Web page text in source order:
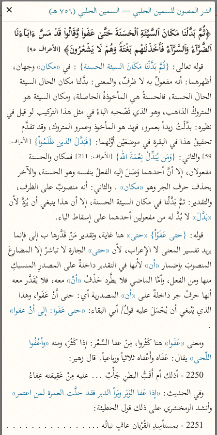
ساهم معنا في نشر القرآن والعلم الشرعي
الباحث القرآني
بحث تفسير علوم مصاحف
Type 2 or more characters for results.
Type 1 or more
characters for results.
أمّهات
تفسير الطبري
تفسير ابن كثير
تفسير القرطبي
تفسير البغوي
جمع الأقوال
تفسير ابن الجوزي
تفسير الماوردي
منتقاة
تفسير ابن القيم
تفسير ابن تيمية
عامّة
تفسير السمعاني
محاسن التأويل
للقاسمي
تفسير الثعالبي
عامّة
فتح البيان للقنوجي
فتح القدير للشوكاني
تفسير ابن جزي
موسوعات
تفسير الآلوسي
تفسير الرازي
أخرى
أضواء البيان
نظم الدرر للبقاعي
لغة وبلاغة
التحرير والتنوير
المحرر الوجيز لابن
عطية
البحر المحيط لأبي
حيان
البسيط للواحدي
معاصرة
الميسر
المختصر في
التفسير
تفسير السعدي
أيسر التفاسير
القرآن – تدبر وعمل
تفسير ابن عثيمين
مركَّزة العبارة
تفسير الجلالين
جامع البيان للإيجي
تفسير البيضاوي
الوجيز للواحدي
المأثور
الدر المصون للسمين الحلبي — السمين الحلبي (٧٥٦ هـ)
✕
ٱلضَّرَّاۤءُ وَٱلسَّرَّاۤءُ فَأَخَذۡنَـٰهُم بَغۡتَةࣰ وَهُمۡ لَا یَشۡعُرُونَ﴾ [الأعراف ٩٥]
قوله تعالى: {ثُمَّ بَدَّلْنَا مَكَانَ السيئة الحسنة} : في «مكان»
الحالَ الحسنة، فالحسنةُ هي المأخوذةُ الحاصلة، ومكان السيئة هو
تحقيقُ هذا في البقرة في موضعَيْن أوَّلهما: {فَبَدَّلَ الذين ظَلَمُواْ}
59] والثاني: {وَمَن يُبَدِّلْ نِعْمَةَ الله} [الأعراف: 211]
مفعولان، إلا أنَّ أحدهما وَصَلَ إليه الفعلُ بنفسه وهو الحسنة، والآخر
بحذف حرف الجر وهو «مكان»
والتقدير: ثمَّ بَدَّلْنا في مكان السيئة الحسنة، إلا أن هذا ينبغي أن يُرَدَّ لأن
«بَدَّلَ» لا بُدَّ له من مفعولين أحدهما على إسقاط الباء.
قوله: {حتى عَفَوْاْ} «حتى»
يريد تفسير المعنى لا الإِعراب، لأن «حتى»
المنصوبَ بإضمار «أن»
منها ومن الفعل، وأمَّا الماضي فلا يطَّرد حَذْفُ «أنْ»
أنها حرفُ جر داخلةٌ على «أن»
الذي يَنْبغي أن يُحْمَلَ عليه قولُ/ أبي البقاء: «حتى عَفَوا: إلى أنْ عفوا»
.
ومعنى «عَفَوا» هنا كَثُروا، مِنْ عفا السِّعْر: إذا كَثُرَ، ومنه
اللِّحى» يقال: عَفَاه وأَعْفاه ثلاثياً ورباعياً. قال زهير:
2250 - أذلك أم أَقَبُّ البطنِ جَأْبٌ ... عليه مِنْ عَقِيقته عِفاءُ
وفي الحديث: «إذا عَفا الوَبَر وبَرأ الدبر فقد حلَّت العمرة لمن اعتمر»
وأنشد الزمخشري على ذلك قول الحطيئة: